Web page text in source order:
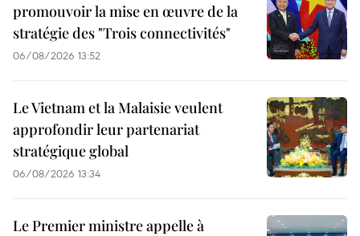
promouvoir la mise en œuvre de la
stratégie des "Trois connectivités"
06/08/2026 13:52
Le Vietnam et la Malaisie veulent
approfondir leur partenariat
stratégique global
06/08/2026 13:34
Le Premier ministre appelle à